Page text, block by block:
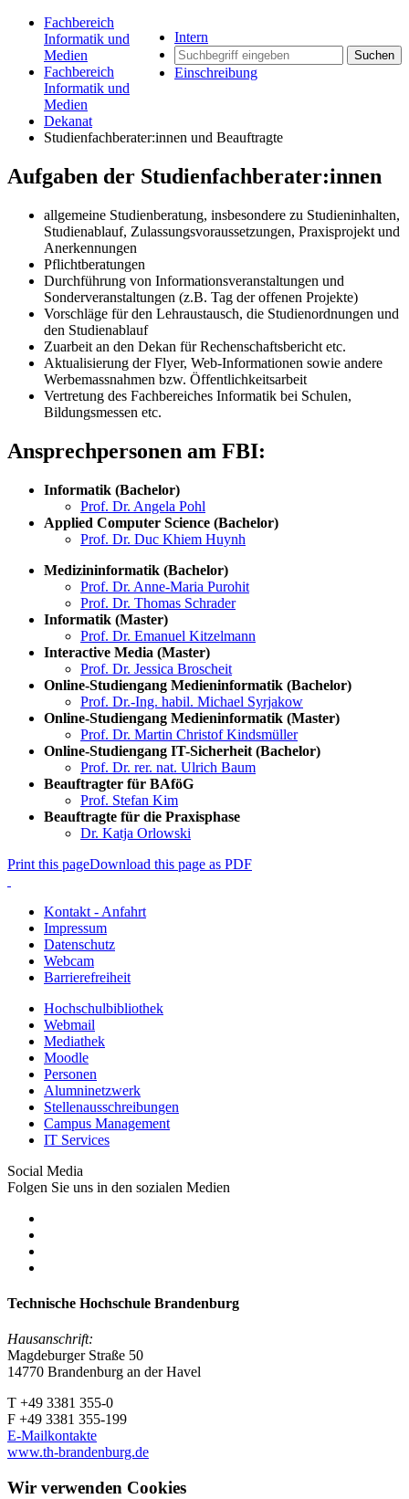
Intern
Suchen
Einschreibung
Fachbereich
Informatik und
Medien
Fachbereich
Informatik und
Medien
Dekanat
Studienfachberater:innen und Beauftragte
Aufgaben der Studienfachberater:innen
allgemeine Studienberatung, insbesondere zu Studieninhalten,
Studienablauf, Zulassungsvoraussetzungen, Praxisprojekt und
Anerkennungen
Pflichtberatungen
Durchführung von Informationsveranstaltungen und
Sonderveranstaltungen (z.B. Tag der offenen Projekte)
Vorschläge für den Lehraustausch, die Studienordnungen und
den Studienablauf
Zuarbeit an den Dekan für Rechenschaftsbericht etc.
Aktualisierung der Flyer, Web-Informationen sowie andere
Werbemassnahmen bzw. Öffentlichkeitsarbeit
Vertretung des Fachbereiches Informatik bei Schulen,
Bildungsmessen etc.
Ansprechpersonen am FBI:
Informatik (Bachelor)
Prof. Dr. Angela Pohl
Applied Computer Science (Bachelor)
Prof. Dr. Duc Khiem Huynh
Medizininformatik (Bachelor)
Prof. Dr. Anne-Maria Purohit
Prof. Dr. Thomas Schrader
Informatik (Master)
Prof. Dr. Emanuel Kitzelmann
Interactive Media (Master)
Prof. Dr. Jessica Broscheit
Online-Studiengang Medieninformatik (Bachelor)
Prof. Dr.-Ing. habil. Michael Syrjakow
Online-Studiengang Medieninformatik (Master)
Prof. Dr. Martin Christof Kindsmüller
Online-Studiengang IT-Sicherheit (Bachelor)
Prof. Dr. rer. nat. Ulrich Baum
Beauftragter für BAföG
Prof. Stefan Kim
Beauftragte für die Praxisphase
Dr. Katja Orlowski
Print this pageDownload this page as PDF
Kontakt - Anfahrt
Impressum
Datenschutz
Webcam
Barrierefreiheit
Hochschulbibliothek
Webmail
Mediathek
Moodle
Personen
Alumninetzwerk
Stellenausschreibungen
Campus Management
IT Services
Social Media
Folgen Sie uns in den sozialen Medien
Technische Hochschule Brandenburg
Hausanschrift:
Magdeburger Straße 50
14770 Brandenburg an der Havel
T +49 3381 355-0
F +49 3381 355-199
E-Mailkontakte
www.th-brandenburg.de
Wir verwenden Cookies